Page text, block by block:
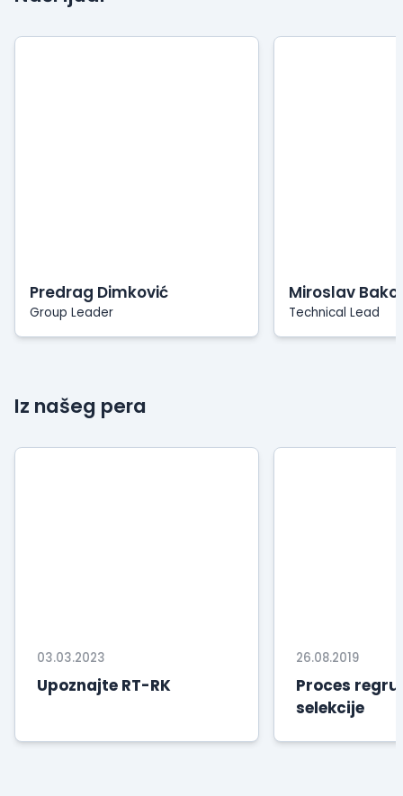
Predrag Dimković
Group Leader
Miroslav Bako
Technical Lead
Iz našeg pera
03.03.2023
Upoznajte RT-RK
26.08.2019
Proces
selekcije